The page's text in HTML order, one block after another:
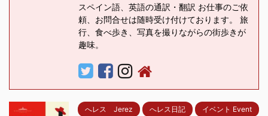
スペイン語、英語の通訳・翻訳 お仕事のご依
頼、お問合せは随時受け付けております。 旅
行、食べ歩き、写真を撮りながらの街歩きが
趣味。
へレス Jerez へレス日記 イベント Event